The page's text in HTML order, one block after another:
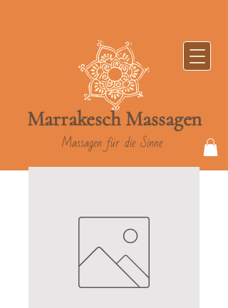
Marrakesch Massagen
Massagen für die Sinne